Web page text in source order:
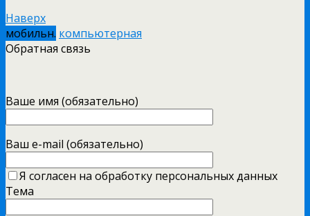
Наверх
мобильн. компьютерная
Обратная связь
Ваше имя (обязательно)
Ваш e-mail (обязательно)
Я согласен на обработку персональных данных
Тема